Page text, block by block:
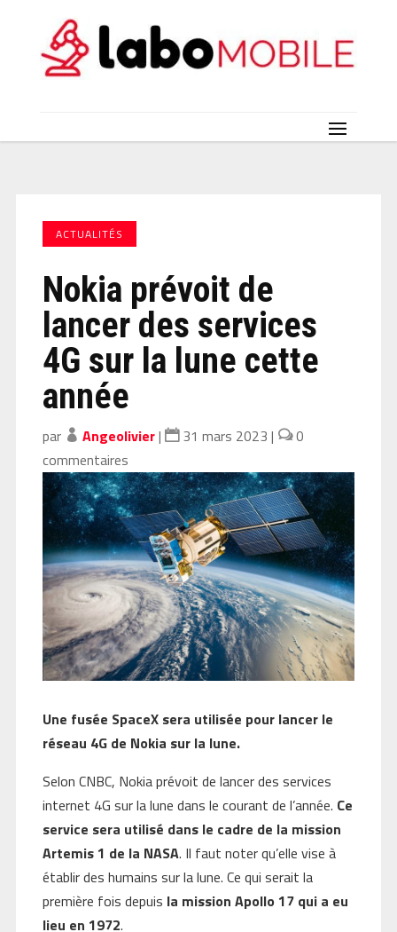
ACTUALITÉS
Nokia prévoit de
lancer des services
4G sur la lune cette
année
par Angeolivier| 31 mars 2023 |
0
commentaires
Une fusée SpaceX sera utilisée pour lancer le
réseau 4G de Nokia sur la lune.
Selon CNBC, Nokia prévoit de lancer des services
internet 4G sur la lune dans le courant de l’année. Ce
service sera utilisé dans le cadre de la mission
Artemis 1 de la NASA. Il faut noter qu’elle vise à
établir des humains sur la lune. Ce qui serait la
première fois depuis la mission Apollo 17 qui a eu
lieu en 1972.